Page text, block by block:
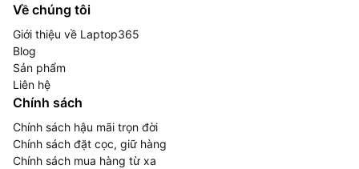
Về chúng tôi
Giới thiệu về Laptop365
Blog
Sản phẩm
Liên hệ
Chính sách
Chính sách hậu mãi trọn đời
Chính sách đặt cọc, giữ hàng
Chính sách mua hàng từ xa